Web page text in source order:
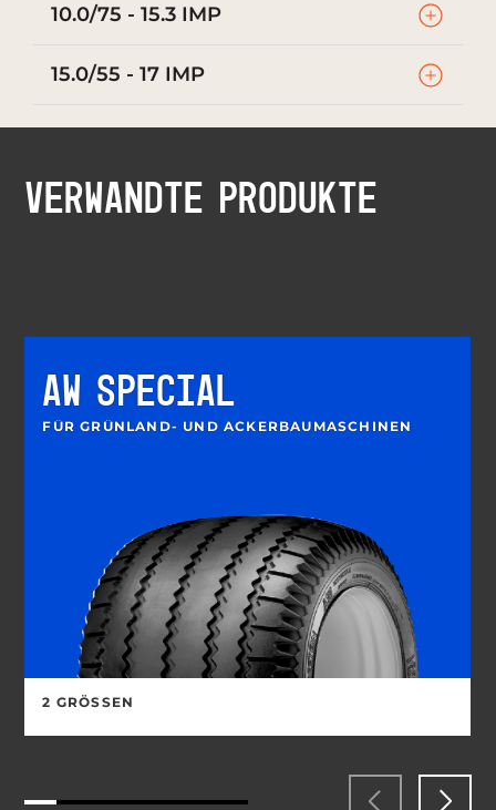
10.0/75 - 15.3 IMP
15.0/55 - 17 IMP
VERWANDTE PRODUKTE
AW SPECIAL
FÜR GRÜNLAND- UND ACKERBAUMASCHINEN
2 GRÖSSEN